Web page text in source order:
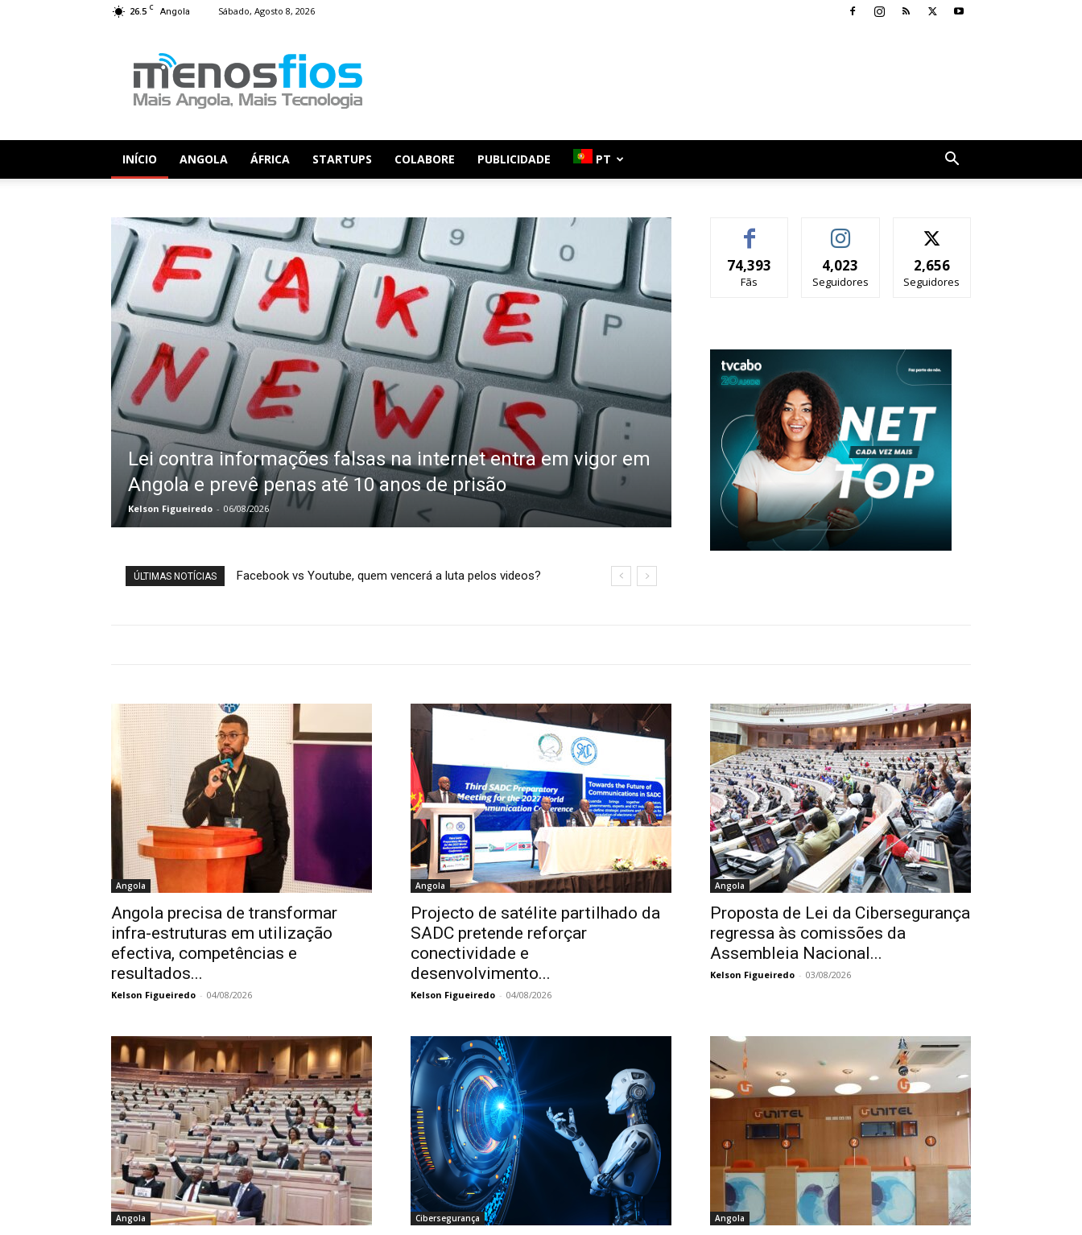
26.5 C Angola Sábado, Agosto 8, 2026
Fios
INÍCIO ANGOLA ÁFRICA STARTUPS COLABORE PUBLICIDADE PT
Lei contra informações falsas na internet entra em vigor em
Angola e prevê penas até 10 anos de prisão
Kelson Figueiredo - 06/08/2026
ÚLTIMAS NOTÍCIAS Será que é mesmo o fim do MP3?
74,393
Fãs
4,023
Seguidores
2,656
Seguidores
Angola
Angola precisa de transformar
infra-estruturas em utilização
efectiva, competências e
resultados...
Kelson Figueiredo - 04/08/2026
Angola
Projecto de satélite partilhado da
SADC pretende reforçar
conectividade e
desenvolvimento...
Kelson Figueiredo - 04/08/2026
Angola
Proposta de Lei da Cibersegurança
regressa às comissões da
Assembleia Nacional...
Kelson Figueiredo - 03/08/2026
Angola Cibersegurança Angola